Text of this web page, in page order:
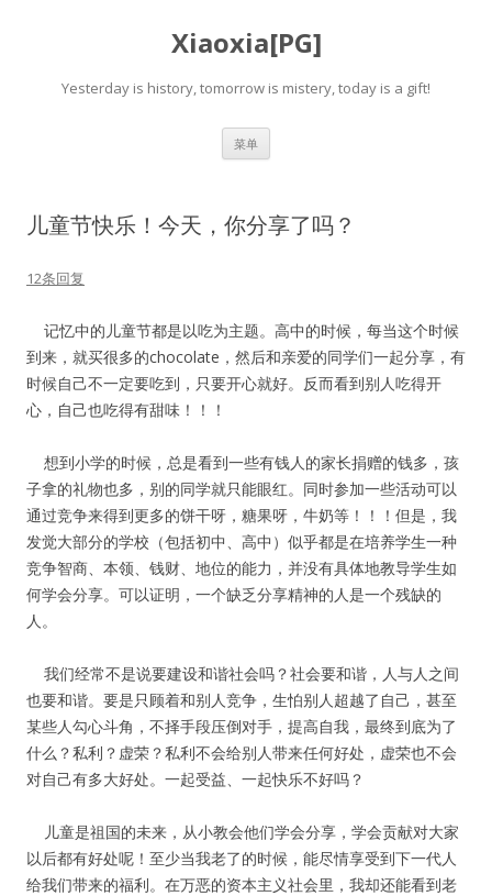
Xiaoxia[PG]
Yesterday is history, tomorrow is mistery, today is a gift!
菜单
儿童节快乐！今天，你分享了吗？
12条回复
记忆中的儿童节都是以吃为主题。高中的时候，每当这个时候
到来，就买很多的chocolate，然后和亲爱的同学们一起分享，有
时候自己不一定要吃到，只要开心就好。反而看到别人吃得开
心，自己也吃得有甜味！！！
想到小学的时候，总是看到一些有钱人的家长捐赠的钱多，孩
子拿的礼物也多，别的同学就只能眼红。同时参加一些活动可以
通过竞争来得到更多的饼干呀，糖果呀，牛奶等！！！但是，我
发觉大部分的学校（包括初中、高中）似乎都是在培养学生一种
竞争智商、本领、钱财、地位的能力，并没有具体地教导学生如
何学会分享。可以证明，一个缺乏分享精神的人是一个残缺的
人。
我们经常不是说要建设和谐社会吗？社会要和谐，人与人之间
也要和谐。要是只顾着和别人竞争，生怕别人超越了自己，甚至
某些人勾心斗角，不择手段压倒对手，提高自我，最终到底为了
什么？私利？虚荣？私利不会给别人带来任何好处，虚荣也不会
对自己有多大好处。一起受益、一起快乐不好吗？
儿童是祖国的未来，从小教会他们学会分享，学会贡献对大家
以后都有好处呢！至少当我老了的时候，能尽情享受到下一代人
给我们带来的福利。在万恶的资本主义社会里，我却还能看到老